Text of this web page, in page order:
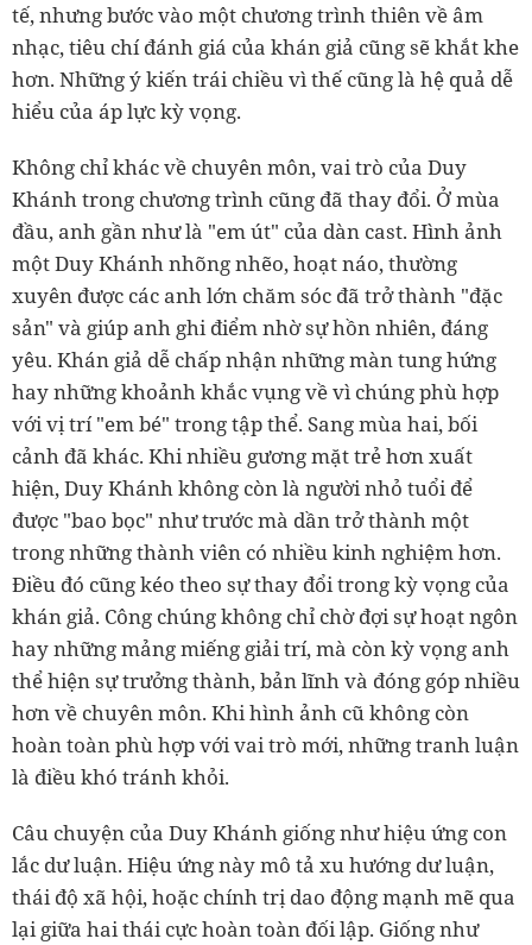
tế, nhưng bước vào một chương trình thiên về âm
nhạc, tiêu chí đánh giá của khán giả cũng sẽ khắt khe
hơn. Những ý kiến trái chiều vì thế cũng là hệ quả dễ
hiểu của áp lực kỳ vọng.
Không chỉ khác về chuyên môn, vai trò của Duy
Khánh trong chương trình cũng đã thay đổi. Ở mùa
đầu, anh gần như là "em út" của dàn cast. Hình ảnh
một Duy Khánh nhõng nhẽo, hoạt náo, thường
xuyên được các anh lớn chăm sóc đã trở thành "đặc
sản" và giúp anh ghi điểm nhờ sự hồn nhiên, đáng
yêu. Khán giả dễ chấp nhận những màn tung hứng
hay những khoảnh khắc vụng về vì chúng phù hợp
với vị trí "em bé" trong tập thể. Sang mùa hai, bối
cảnh đã khác. Khi nhiều gương mặt trẻ hơn xuất
hiện, Duy Khánh không còn là người nhỏ tuổi để
được "bao bọc" như trước mà dần trở thành một
trong những thành viên có nhiều kinh nghiệm hơn.
Điều đó cũng kéo theo sự thay đổi trong kỳ vọng của
khán giả. Công chúng không chỉ chờ đợi sự hoạt ngôn
hay những mảng miếng giải trí, mà còn kỳ vọng anh
thể hiện sự trưởng thành, bản lĩnh và đóng góp nhiều
hơn về chuyên môn. Khi hình ảnh cũ không còn
hoàn toàn phù hợp với vai trò mới, những tranh luận
là điều khó tránh khỏi.
Câu chuyện của Duy Khánh giống như hiệu ứng con
lắc dư luận. Hiệu ứng này mô tả xu hướng dư luận,
thái độ xã hội, hoặc chính trị dao động mạnh mẽ qua
lại giữa hai thái cực hoàn toàn đối lập. Giống như